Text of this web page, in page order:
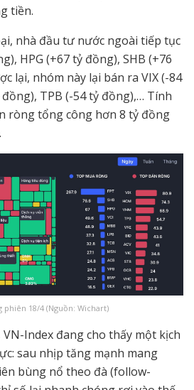
tiền.
nhà đầu tư nước ngoài tiếp tục
HPG (+67 tỷ đồng), SHB (+76
lại, nhóm này lại bán ra VIX (-84
TPB (-54 tỷ đồng),… Tính
ròng tổng công hơn 8 tỷ đồng
18/4 (Nguồn: Wichart)
Index đang cho thấy một kịch
sau nhịp tăng mạnh mang
bùng nổ theo đà (follow-